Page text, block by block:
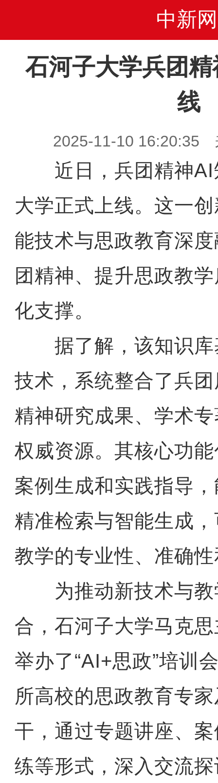
中新网
石河子大学兵团
线
2025-11-10 16:20:35
近日，兵团精神AI
大学正式上线。这一
能技术与思政教育深
团精神、提升思政教
化支撑。
据了解，该知识库
技术，系统整合了兵
精神研究成果、学术
权威资源。其核心功
案例生成和实践指导
精准检索与智能生成
教学的专业性、准确
为推动新技术与教
合，石河子大学马克
举办了“AI+思政”培训
所高校的思政教育专
干，通过专题讲座、
练等形式，深入交流